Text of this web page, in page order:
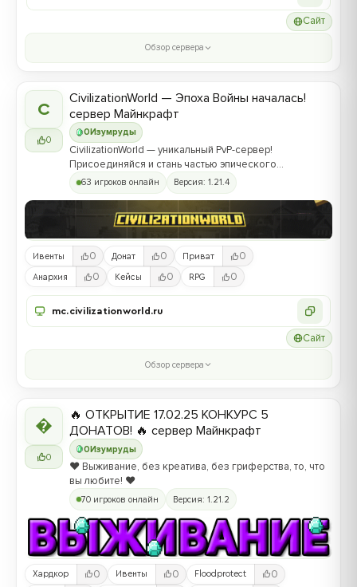
Сайт
Обзор сервера
C
0
0 Изумруды
CivilizationWorld — Эпоха Войны началась!
сервер Майнкрафт
CivilizationWorld — уникальный PvP-сервер!
Присоединяйся и стань частью эпического
противостояния между Альвами и Йотунами!
63 игроков онлайн Версия: 1.21.4
Ивенты 0 Донат 0 Приват 0
Анархия 0 Кейсы 0 RPG 0
mc.civilizationworld.ru
Сайт
Обзор сервера

0
0Изумруды
🔥 ОТКРЫТИЕ 17.02.25 КОНКУРС 5
ДОНАТОВ! 🔥 сервер Майнкрафт
❤️ Выживание, без креатива, без гриферства, то, что
вы любите! ❤️
70 игроков онлайн Версия: 1.21.2
Хардкор 0 Ивенты 0 Floodprotect 0